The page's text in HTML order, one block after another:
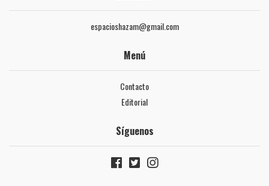
espacioshazam@gmail.com
Menú
Contacto
Editorial
Síguenos